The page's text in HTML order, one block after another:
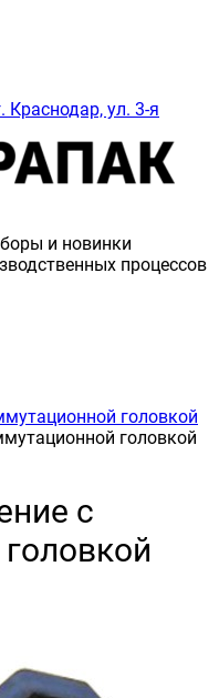
Краснодар, ул. 3-я
и новинки
процессов
головкой
головкой
с